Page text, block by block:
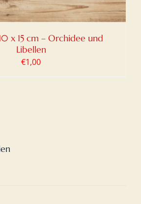
x 15 cm – Orchidee und
Libellen
€1,00